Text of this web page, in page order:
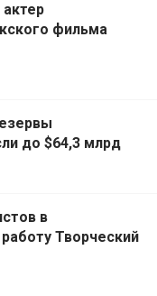
фильма
до $64,3 млрд
в
Творческий